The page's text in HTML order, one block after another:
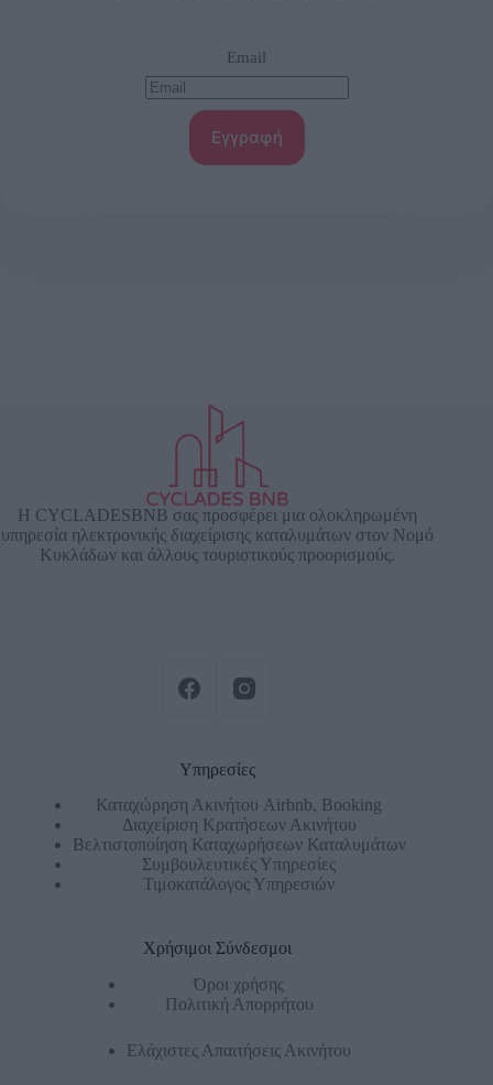
Email
Εγγραφή
Η CYCLADESBNB σας προσφέρει μια ολοκληρωμένη
υπηρεσία ηλεκτρονικής διαχείρισης καταλυμάτων στον Νομό
Κυκλάδων και άλλους τουριστικούς προορισμούς.
Υπηρεσίες
Καταχώρηση Ακινήτου Airbnb, Booking
Διαχείριση Κρατήσεων Ακινήτου
Βελτιστοποίηση Καταχωρήσεων Καταλυμάτων
Συμβουλευτικές Υπηρεσίες
Τιμοκατάλογος Υπηρεσιών
Χρήσιμοι Σύνδεσμοι
Όροι χρήσης
Πολιτική Απορρήτου
Ελάχιστες Απαιτήσεις Ακινήτου